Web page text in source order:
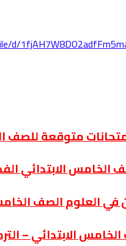
d/
الابتدائي
العلوم الصف الخامس
الابتدائي –